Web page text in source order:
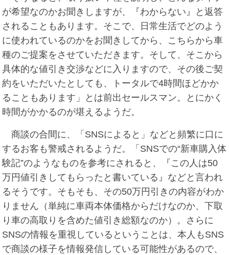
が希望なのかお聞きしますが、『わからない』と返答
されることもあります。そこで、日常生活でどのよう
に使われているのかをお聞きしてから、こちらから車
種のご提案をさせていただきます。そして、そこから
具体的な値引き交渉などに入りますので、その後ご契
約をいただいたとしても、トータルで4時間ほどかか
ることもあります」とは前出セールスマン。とにかく
時間がかかるのが堪えるようだ。
商談の合間に、「SNSによると」などと頻繁に口に
するお客も警戒されるようだ。「SNSでの“新車購入体
験記”のようなものを参考にされると、『この人は50
万円値引きしてもらったと書いている』などと言われ
るそうです。そもそも、その50万円引きの内容がわか
りません（単純に車両本体価格からだけなのか、下取
り車の高取りを含めた値引き総額なのか）。さらに
SNSの情報を重視しているということは、本人もSNS
で商談の様子を情報発信している可能性があるので、